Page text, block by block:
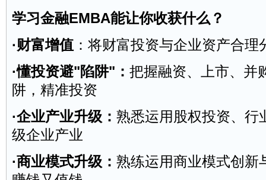
学习金融EMBA能让你收获什么？
·财富增值：将财富投资与企业资产合理
·懂投资避"陷阱"： 把握融资、上市、并
阱，精准投资
·企业产业升级： 熟悉运用股权投资、行
级企业产业
·商业模式升级： 熟练运用商业模式创新